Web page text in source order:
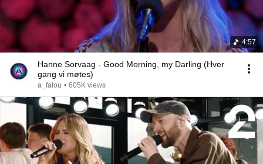
4:57
Hanne Sorvaag - Good Morning, my Darling (Hver
gang vi møtes)
a_falou • 605K views